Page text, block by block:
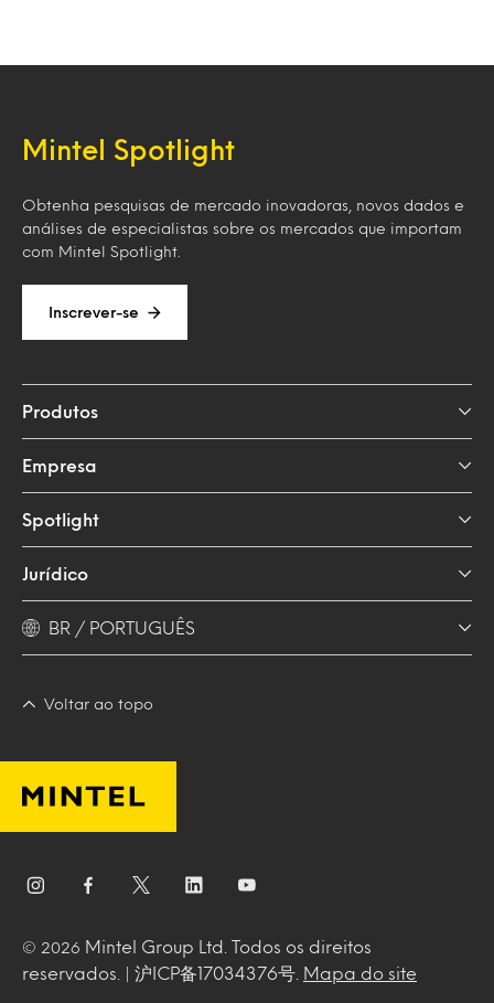
Mintel Spotlight
Obtenha pesquisas de mercado inovadoras, novos dados e
análises de especialistas sobre os mercados que importam
com Mintel Spotlight.
Inscrever-se
Produtos
Empresa
Spotlight
Jurídico
BR / PORTUGUÊS
Voltar ao topo
© 2026
Mintel Group Ltd. Todos os direitos
reservados. | 沪ICP备17034376号.
Mapa do site